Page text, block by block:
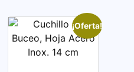
¡Oferta!